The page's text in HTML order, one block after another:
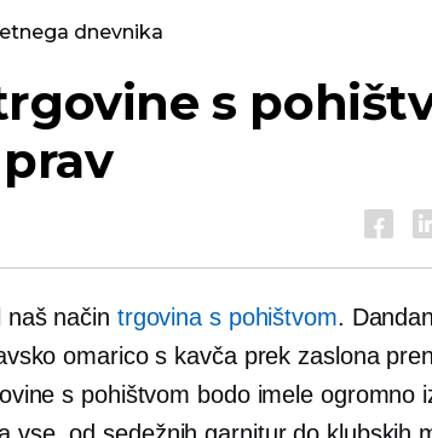
dnevnika
s
naš način trgovina s pohištvom.
omarico s kavča prek zaslona
s pohištvom bodo imele ogromno